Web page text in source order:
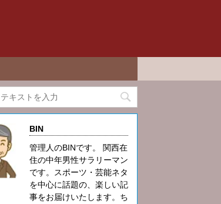
BIN
管理人のBINです。 関西在
住の中年男性サラリーマン
です。スポーツ・芸能ネタ
を中心に話題の、楽しい記
事をお届けいたします。ち